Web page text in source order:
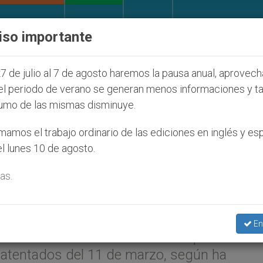
judíos que afecta a cristianos (y no sólo) en
de Madrid
atentados
).- El arzobispado de
Comunidad de Madrid en la que se
del 11 de marzo, según ha
importante
de julio al 7 de agosto haremos la pausa anual,
periodo de verano se generan menos informaciones y
de las mismas disminuye.
el trabajo ordinario de las ediciones en inglés y
lunes 10 de agosto.